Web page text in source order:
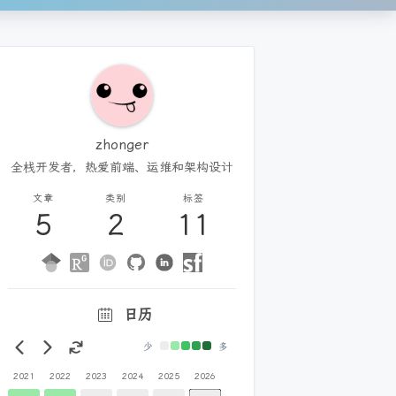
zhonger
全栈开发者，热爱前端、运维和架构设计
文章
5
类别
2
标签
11
日历
少 多
2021 2022 2023 2024 2025 2026